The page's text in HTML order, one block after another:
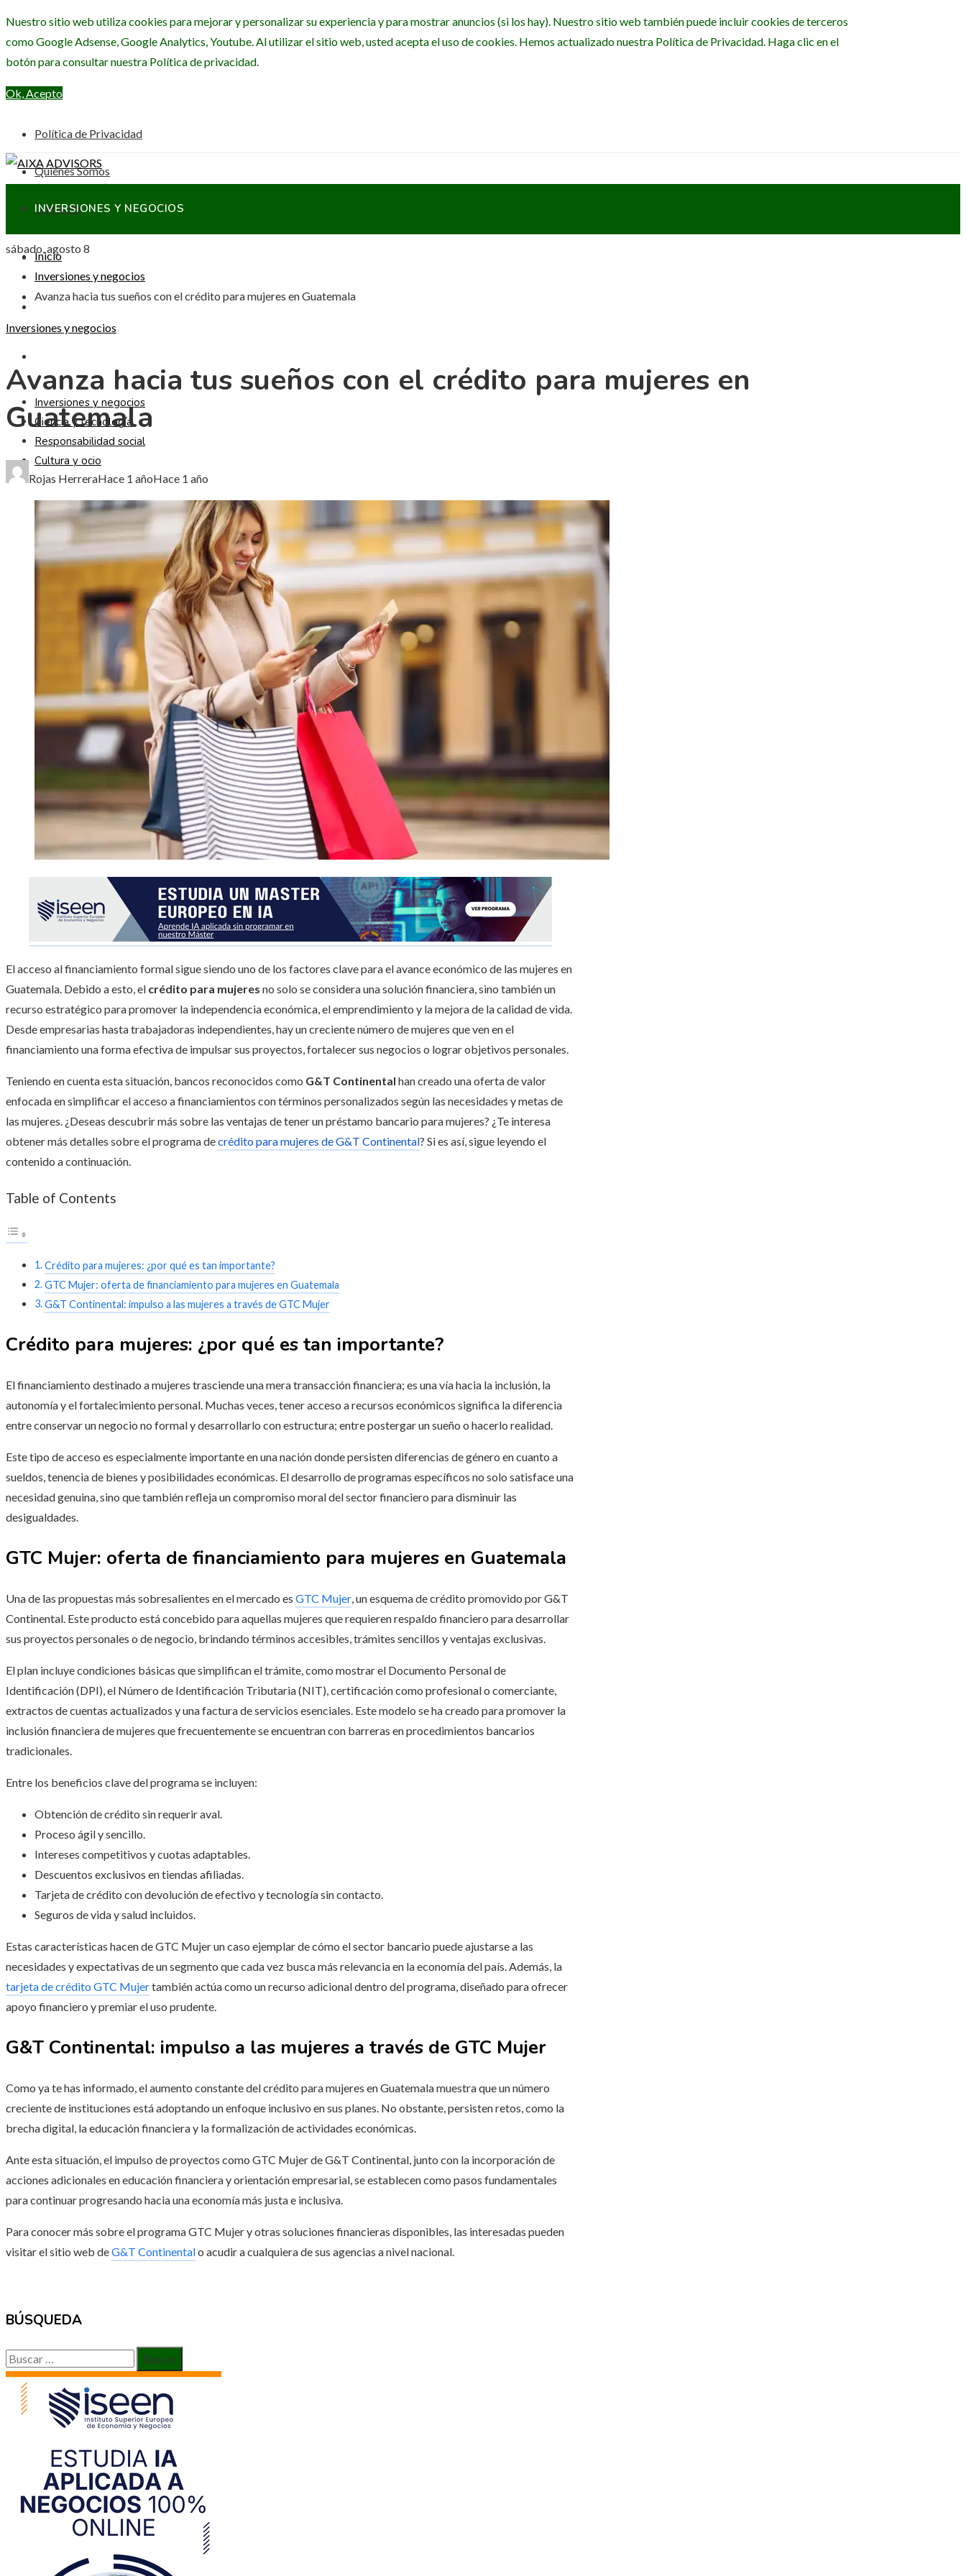
Nuestro sitio web utiliza cookies para mejorar y personalizar su experiencia y para mostrar anuncios (si los hay). Nuestro sitio web también puede incluir cookies de terceros
como Google Adsense, Google Analytics, Youtube. Al utilizar el sitio web, usted acepta el uso de cookies. Hemos actualizado nuestra Política de Privacidad. Haga clic en el
botón para consultar nuestra Política de privacidad.
Ok, Acepto
Política de Privacidad
Quiénes Somos
Contacto
sábado, agosto 8
INVERSIONES Y NEGOCIOS
CIENCIA Y TECNOLOGÍA
Inversiones y negocios
Ciencia y tecnología
Responsabilidad social
Cultura y ocio
Inicio
Inversiones y negocios
Avanza hacia tus sueños con el crédito para mujeres en Guatemala
Inversiones y negocios
Avanza hacia tus sueños con el crédito para mujeres en
Guatemala
Rojas HerreraHace 1 añoHace 1 año
El acceso al financiamiento formal sigue siendo uno de los factores clave para el avance económico de las mujeres en
Guatemala. Debido a esto, el crédito para mujeres no solo se considera una solución financiera, sino también un
recurso estratégico para promover la independencia económica, el emprendimiento y la mejora de la calidad de vida.
Desde empresarias hasta trabajadoras independientes, hay un creciente número de mujeres que ven en el
financiamiento una forma efectiva de impulsar sus proyectos, fortalecer sus negocios o lograr objetivos personales.
Teniendo en cuenta esta situación, bancos reconocidos como G&T Continental han creado una oferta de valor
enfocada en simplificar el acceso a financiamientos con términos personalizados según las necesidades y metas de
las mujeres. ¿Deseas descubrir más sobre las ventajas de tener un préstamo bancario para mujeres? ¿Te interesa
obtener más detalles sobre el programa decrédito para mujeres de G&T Continental? Si es así, sigue leyendo el
contenido a continuación.
Table of Contents
Crédito para mujeres: ¿por qué es tan importante?
GTC Mujer: oferta de financiamiento para mujeres en Guatemala
G&T Continental: impulso a las mujeres a través de GTC Mujer
Crédito para mujeres: ¿por qué es tan importante?
El financiamiento destinado a mujeres trasciende una mera transacción financiera; es una vía hacia la inclusión, la
autonomía y el fortalecimiento personal. Muchas veces, tener acceso a recursos económicos significa la diferencia
entre conservar un negocio no formal y desarrollarlo con estructura; entre postergar un sueño o hacerlo realidad.
Este tipo de acceso es especialmente importante en una nación donde persisten diferencias de género en cuanto a
sueldos, tenencia de bienes y posibilidades económicas. El desarrollo de programas específicos no solo satisface una
necesidad genuina, sino que también refleja un compromiso moral del sector financiero para disminuir las
desigualdades.
GTC Mujer: oferta de financiamiento para mujeres en Guatemala
Una de las propuestas más sobresalientes en el mercado es GTC Mujer , un esquema de crédito promovido por G&T
Continental. Este producto está concebido para aquellas mujeres que requieren respaldo financiero para desarrollar
sus proyectos personales o de negocio, brindando términos accesibles, trámites sencillos y ventajas exclusivas.
El plan incluye condiciones básicas que simplifican el trámite, como mostrar el Documento Personal de
Identificación (DPI), el Número de Identificación Tributaria (NIT), certificación como profesional o comerciante,
extractos de cuentas actualizados y una factura de servicios esenciales. Este modelo se ha creado para promover la
inclusión financiera de mujeres que frecuentemente se encuentran con barreras en procedimientos bancarios
tradicionales.
Entre los beneficios clave del programa se incluyen:
Obtención de crédito sin requerir aval.
Proceso ágil y sencillo.
Intereses competitivos y cuotas adaptables.
Descuentos exclusivos en tiendas afiliadas.
Tarjeta de crédito con devolución de efectivo y tecnología sin contacto.
Seguros de vida y salud incluidos.
Estas características hacen de GTC Mujer un caso ejemplar de cómo el sector bancario puede ajustarse a las
necesidades y expectativas de un segmento que cada vez busca más relevancia en la economía del país. Además, la
tarjeta de crédito GTC Mujertambién actúa como un recurso adicional dentro del programa, diseñado para ofrecer
apoyo financiero y premiar el uso prudente.
G&T Continental: impulso a las mujeres a través de GTC Mujer
Como ya te has informado, el aumento constante del crédito para mujeres en Guatemala muestra que un número
creciente de instituciones está adoptando un enfoque inclusivo en sus planes. No obstante, persisten retos, como la
brecha digital, la educación financiera y la formalización de actividades económicas.
Ante esta situación, el impulso de proyectos como GTC Mujer de G&T Continental, junto con la incorporación de
acciones adicionales en educación financiera y orientación empresarial, se establecen como pasos fundamentales
para continuar progresando hacia una economía más justa e inclusiva.
Para conocer más sobre el programa GTC Mujer y otras soluciones financieras disponibles, las interesadas pueden
visitar el sitio web deG&T Continentalo acudir a cualquiera de sus agencias a nivel nacional.
BÚSQUEDA
Buscar: